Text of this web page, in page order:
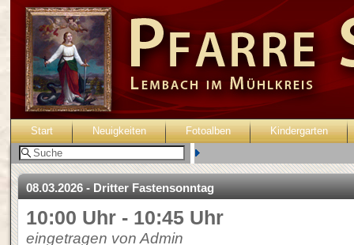
Start Neuigkeiten Fotoalben Kindergarten
08.03.2026 - Dritter Fastensonntag
10:00 Uhr - 10:45 Uhr
eingetragen von Admin